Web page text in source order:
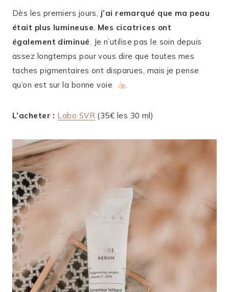
Dès les premiers jours, j’ai remarqué que ma peau
était plus lumineuse. Mes cicatrices ont
également diminué. Je n’utilise pas le soin depuis
assez longtemps pour vous dire que toutes mes
taches pigmentaires ont disparues, mais je pense
qu’on est sur la bonne voie
.
L’acheter : Labo SVR (35€ les 30 ml)